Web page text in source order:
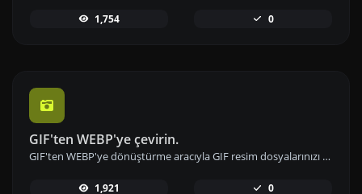
1,754 0
GIF'ten WEBP'ye çevirin.
GIF'ten WEBP'ye dönüştürme aracıyla GIF resim dosyalarınızı hızla WEBP formatına dönüştürün ve daha iyi sıkıştırma elde edin.
1,921 0